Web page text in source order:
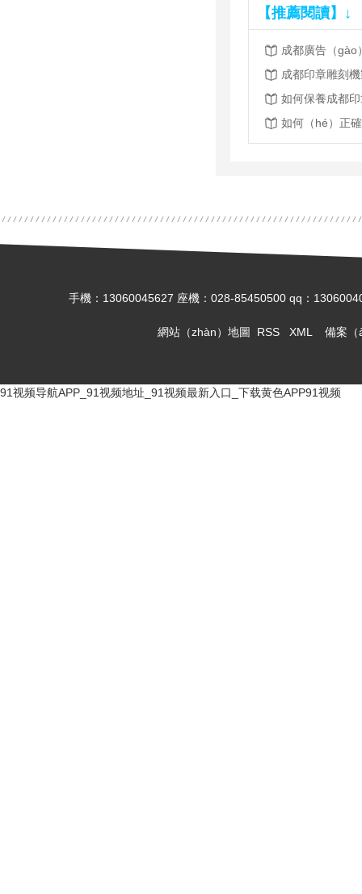
【推薦閱讀】↓
成都印章雕刻
如何保養成都
如何（hé）正
手機：13060045627 座機：028-85450500 qq：
網站（zhàn）地圖 RSS XML 備案（
91视频导航APP_91视频地址_91视频最新入口_下载黄色APP91视频